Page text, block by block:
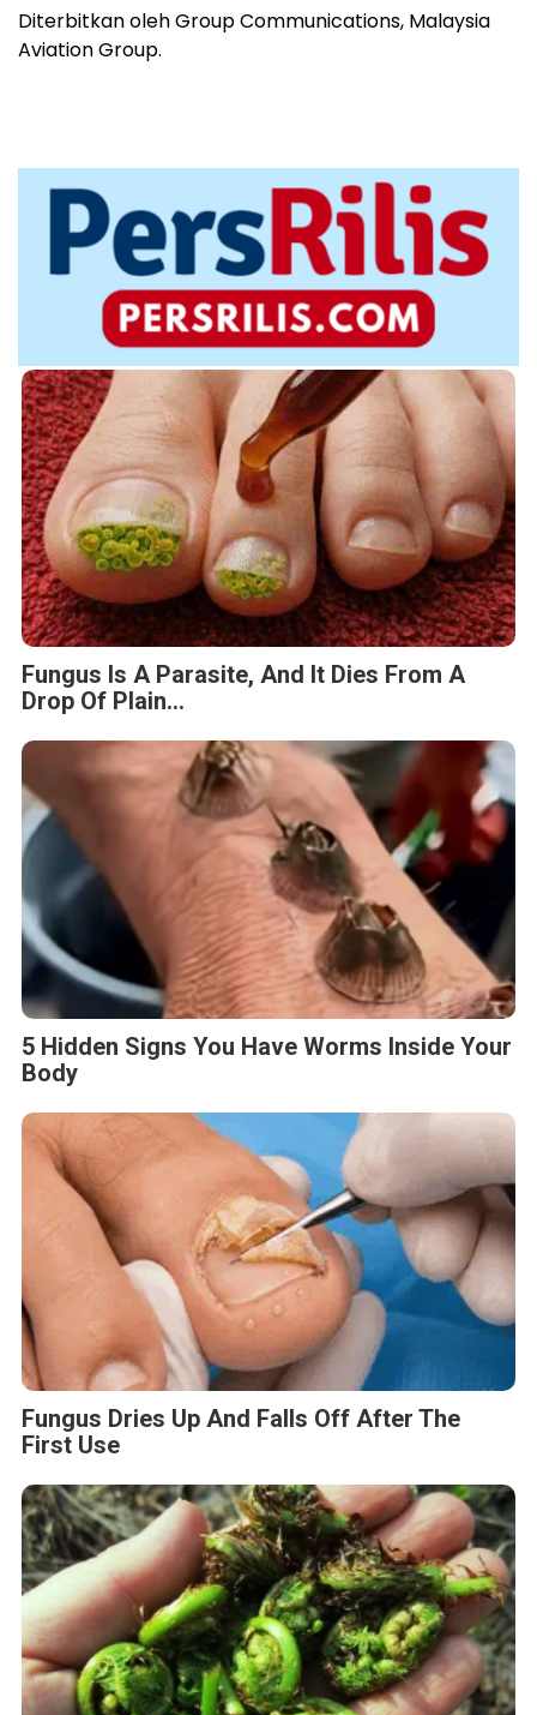
Diterbitkan oleh Group Communications, Malaysia
Aviation Group.
Fungus Is A Parasite, And It Dies From A
Drop Of Plain...
5 Hidden Signs You Have Worms Inside Your
Body
Fungus Dries Up And Falls Off After The
First Use